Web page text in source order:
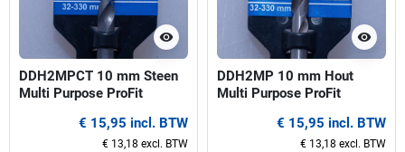
visibility
DDH2MPCT 10 mm Steen
Multi Purpose ProFit
32-330 mm€ 15,95 incl. BTW
€ 13,18 excl. BTW
visibility
DDH2MP 10 mm Hout
Multi Purpose ProFit
32-330 mm€ 15,95 incl. BTW
€ 13,18 excl. BTW